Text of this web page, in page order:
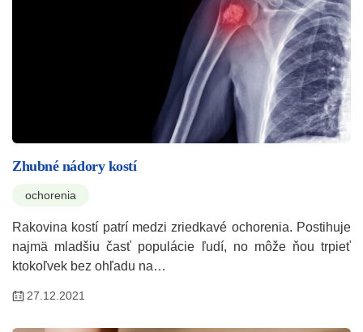
Zhubné nádory kostí
ochorenia
Rakovina kostí patrí medzi zriedkavé ochorenia. Postihuje
najmä mladšiu časť populácie ľudí, no môže ňou trpieť
ktokoľvek bez ohľadu na…
27.12.2021